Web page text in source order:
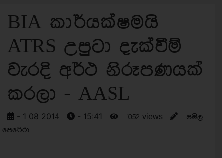
BIA කාර්යක්ෂමයි
ATRS උපුටා දැක්වීම්
වැරදි අර්ථ නිරූපණයක්
කරලා - AASL
- 1 08 2014 - 15:41 - 1052 views
- ෂමිල
පෙරේරා